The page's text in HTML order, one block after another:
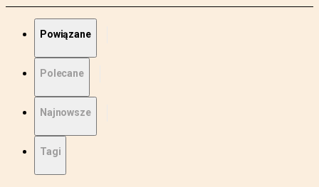
Powiązane
Polecane
Najnowsze
Tagi